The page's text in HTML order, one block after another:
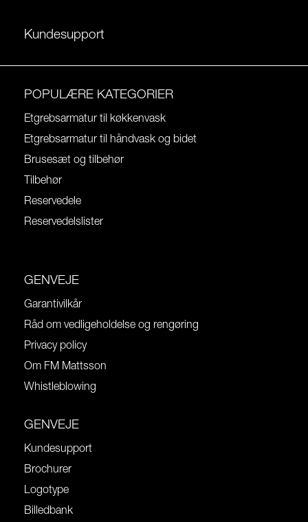
Kundesupport
POPULÆRE KATEGORIER
Etgrebsarmatur til køkkenvask
Etgrebsarmatur til håndvask og bidet
Brusesæt og tilbehør
Tilbehør
Reservedele
Reservedelslister
GENVEJE
Garantivilkår
Råd om vedligeholdelse og rengøring
Privacy policy
Om FM Mattsson
Whistleblowing
GENVEJE
Kundesupport
Brochurer
Logotype
Billedbank